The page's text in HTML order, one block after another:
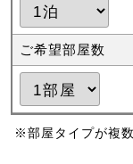
ご希望部屋数
※部屋タイプが複